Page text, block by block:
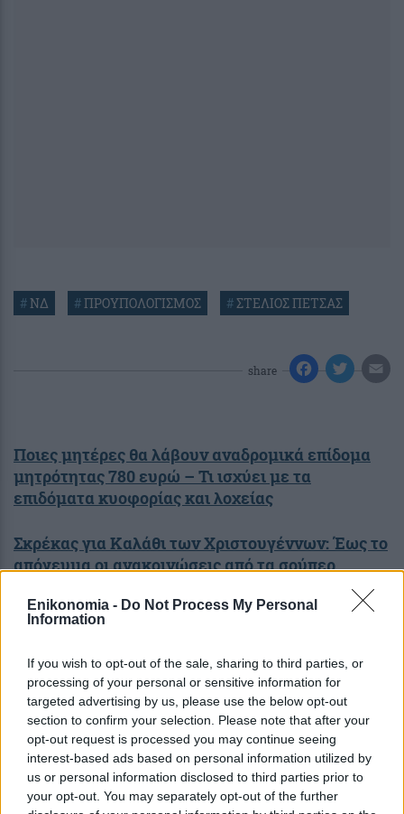
Enikonomia - Do Not Process My Personal
Information
If you wish to opt-out of the sale, sharing to third parties, or
processing of your personal or sensitive information for
targeted advertising by us, please use the below opt-out
section to confirm your selection. Please note that after your
opt-out request is processed you may continue seeing
interest-based ads based on personal information utilized by
us or personal information disclosed to third parties prior to
your opt-out. You may separately opt-out of the further
#ΝΔ #ΠΡΟΥΠΟΛΟΓΙΣΜΟΣ #ΣΤΕΛΙΟΣ ΠΕΤΣΑΣ
share
Ποιες μητέρες θα λάβουν αναδρομικά επίδομα
μητρότητας 780 ευρώ – Τι ισχύει με τα
επιδόματα κυοφορίας και λοχείας
Σκρέκας για Καλάθι των Χριστουγέννων: Έως το
απόγευμα οι ανακοινώσεις από τα σούπερ
COP28: Ιστορική συμφωνία στο Ντουμπάι για τα
Σχόλια Αναγνωστών
σχολίασε και εσύ